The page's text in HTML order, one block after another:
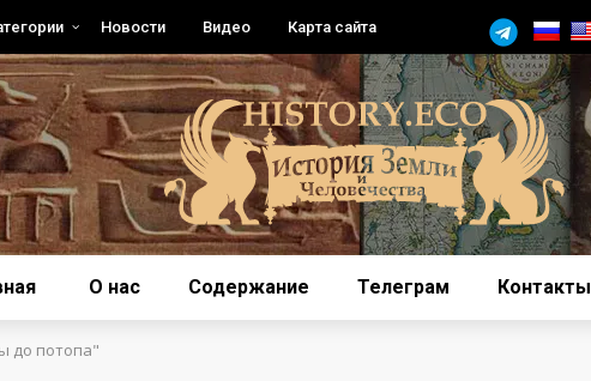
Новости Видео Карта сайта
О нас Содержание Телеграм Контакты
до потопа"